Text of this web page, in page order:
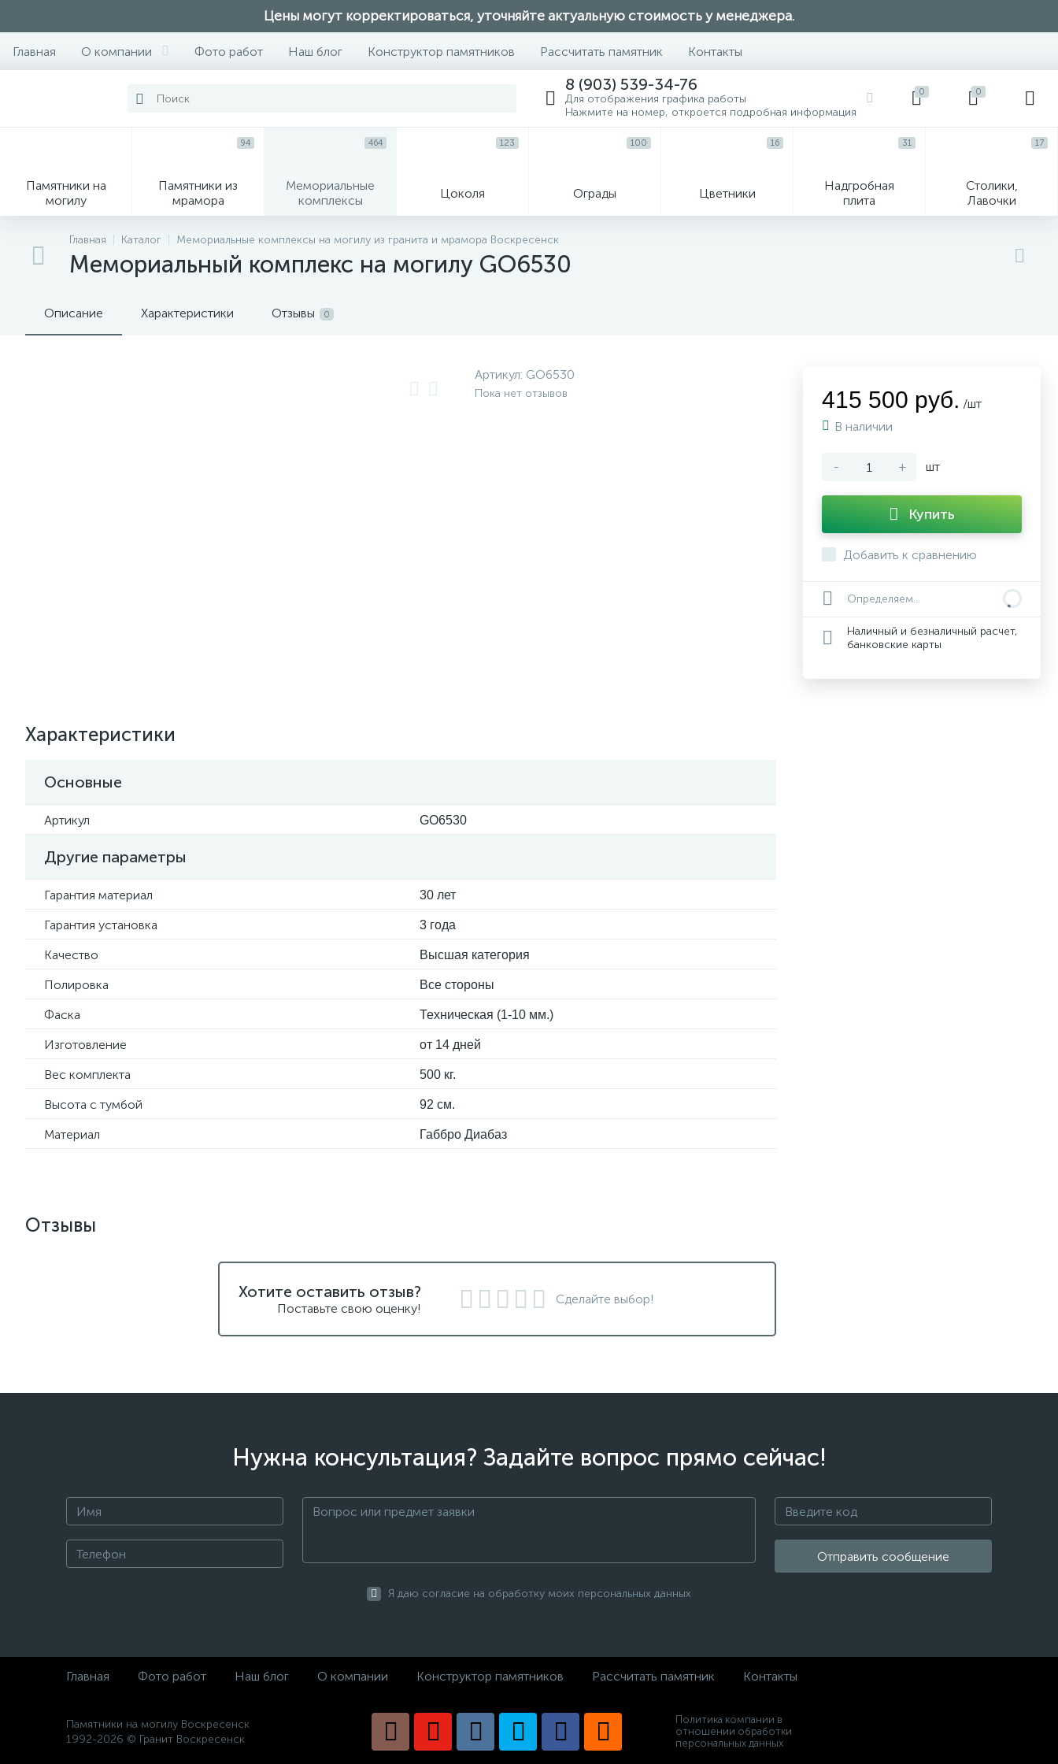
Цены могут корректироваться, уточняйте актуальную стоимость у менеджера.
Главная О компании Фото работ Наш блог Конструктор памятников Рассчитать памятник Контакты
8 (903) 539-34-76
Для отображения графика работы
Нажмите на номер, откроется подробная информация
0 0
Памятники на
могилу
Памятники из
мрамора
94
Мемориальные
комплексы
464
Цоколя
123
Ограды
100
Цветники
16
Надгробная
плита
31
Столики,
Лавочки
17
Вазы
Главная Каталог Мемориальные комплексы на могилу из гранита и мрамора Воскресенск
Мемориальный комплекс на могилу GO6530
Описание Характеристики Отзывы 0
Артикул: GO6530
Пока нет отзывов
Характеристики
Основные
Артикул GO6530
Другие параметры
Гарантия материал 30 лет
Гарантия установка 3 года
Качество Высшая категория
Полировка Все стороны
Фаска Техническая (1-10 мм.)
Изготовление от 14 дней
Вес комплекта 500 кг.
Высота с тумбой 92 см.
Материал Габбро Диабаз
415 500 руб. /шт
В наличии
- + шт
Купить
Добавить к сравнению
Определяем...
Наличный и безналичный расчет,
банковские карты
Отзывы
Хотите оставить отзыв?
Поставьте свою оценку!
Сделайте выбор!
Нужна консультация? Задайте вопрос прямо сейчас!
Отправить сообщение
Я даю согласие на обработку моих персональных данных
Главная Фото работ Наш блог О компании Конструктор памятников Рассчитать памятник Контакты
Памятники на могилу Воскресенск
1992-2026 © Гранит Воскресенск
Политика компании в
отношении обработки
персональных данных